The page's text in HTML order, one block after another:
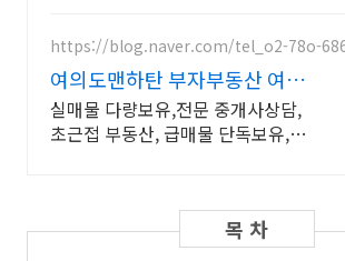
https://blog.naver.com/tel_o2-78o-
여의도맨하탄 부자부동산 여의
도맨하탄전문
실매물 다량보유,전문 중개사상담,
초근접 부동산, 급매물 단독보유,24